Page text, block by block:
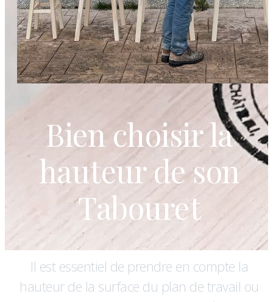
Bien choisir la
hauteur de son
Tabouret
Il est essentiel de prendre en compte la
hauteur de la surface du plan de travail ou